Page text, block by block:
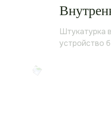
Штукатурка
устройство